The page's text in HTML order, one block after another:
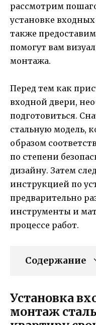
рассмотрим
установке
также
помогут вам
монтажа.
Перед тем как
входной двери,
подготовиться.
стальную модель,
образом
по степени
дизайну. Затем
инструкцией по
предварительно
инструменты и
процессе работ.
Содержание
Установка
монтаж